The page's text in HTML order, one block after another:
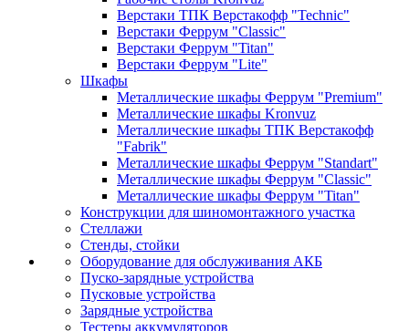
Верстаки ТПК Верстакофф "Technic"
Верстаки Феррум "Classic"
Верстаки Феррум "Titan"
Верстаки Феррум "Lite"
Шкафы
Металлические шкафы Феррум "Premium"
Металлические шкафы Kronvuz
Металлические шкафы ТПК Верстакофф
"Fabrik"
Металлические шкафы Феррум "Standart"
Металлические шкафы Феррум "Classic"
Металлические шкафы Феррум "Titan"
Конструкции для шиномонтажного участка
Стеллажи
Стенды, стойки
Оборудование для обслуживания АКБ
Пуско-зарядные устройства
Пусковые устройства
Зарядные устройства
Тестеры аккумуляторов